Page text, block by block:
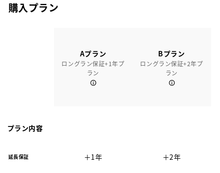
購入プラン
Aプラン
ロングラン保証+1年プ
ラン
Bプラン
ロングラン保証+2年プ
ラン
プラン内容
延長保証 ＋1年 ＋2年